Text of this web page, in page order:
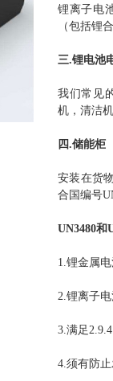
锂离子电
（包括锂
三.锂电池
我们常见
机，清洁
四.储能柜
安装在货
合国编号
UN3480和
1.锂金属
2.锂离子
3.满足
4.须有防